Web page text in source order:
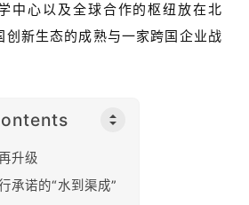
中心以及全球合作的枢纽放在北
创新生态的成熟与一家跨国企业战
升级
承诺的“水到渠成”